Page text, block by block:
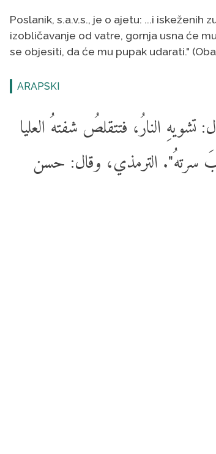
Poslanik, s.a.v.s., je o ajetu: ...i iskeženih
izobličavanje od vatre, gornja usna će
se objesiti, da će mu pupak udarati."
ARAPSKI
{وَهُمْ فِيهَا كَالِحُونَ} [المؤمنون: 104] "قال: تشويهِ النارُ، فتتقلصُ شفتهُ العليا
سرتهُ". الترمذي، وقال: حسن